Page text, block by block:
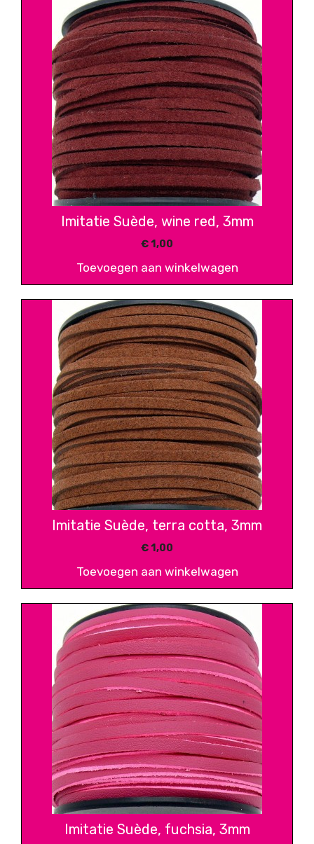
Imitatie Suède, wine red, 3mm
€1,00
Toevoegen aan winkelwagen
Imitatie Suède, terra cotta, 3mm
€1,00
Toevoegen aan winkelwagen
Imitatie Suède, fuchsia, 3mm